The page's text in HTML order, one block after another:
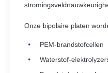
Onze bipolaire platen
PEM-brandstofcellen
Waterstof-